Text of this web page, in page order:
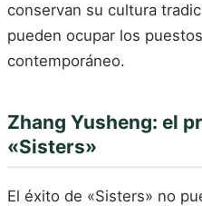
conservan su cultura
pueden ocupar los
contemporáneo.
Zhang Yusheng: el
«Sisters»
El éxito de «Sisters» no